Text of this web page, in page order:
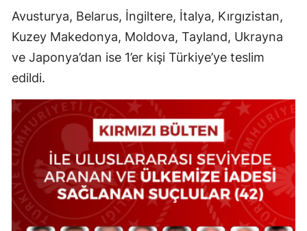
Avusturya, Belarus, İngiltere, İtalya, Kırgızistan,
Kuzey Makedonya, Moldova, Tayland, Ukrayna
ve Japonya’dan ise 1’er kişi Türkiye’ye teslim
edildi.